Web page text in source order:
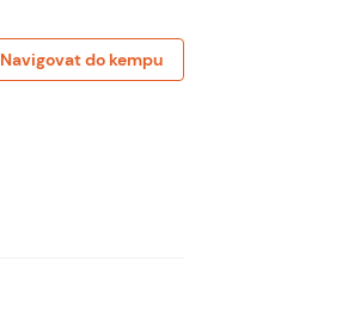
Navigovat do kempu